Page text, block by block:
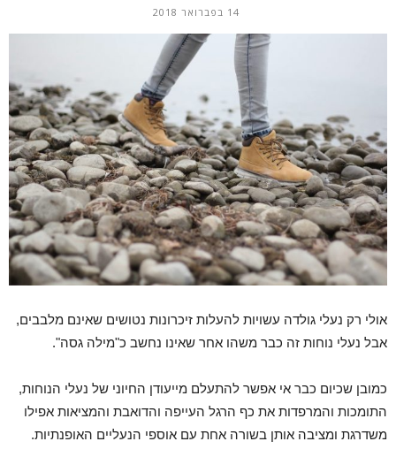
14 בפברואר 2018
אולי רק נעלי גולדה עשויות להעלות זיכרונות נטושים שאינם מלבבים,
אבל נעלי נוחות זה כבר משהו אחר שאינו נחשב כ"מילה גסה".
כמובן שכיום כבר אי אפשר להתעלם מייעודן החיוני של נעלי הנוחות,
התומכות והמרפדות את כף הרגל העייפה והדואבת והמציאות אפילו
משדרגת ומציבה אותן בשורה אחת עם אוספי הנעליים האופנתיות.